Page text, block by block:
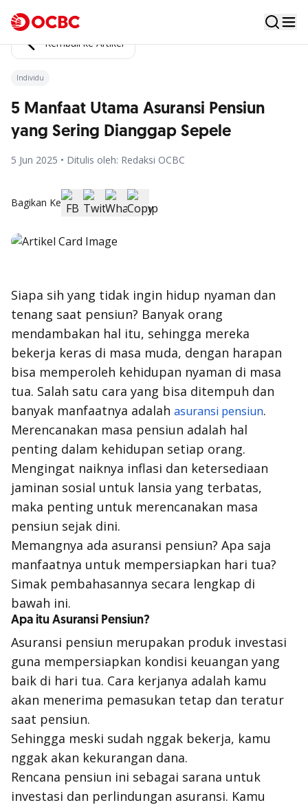
Kembali ke Artikel
Individu
5 Manfaat Utama Asuransi Pensiun
yang Sering Dianggap Sepele
5 Jun 2025 • Ditulis oleh: Redaksi OCBC
Bagikan Ke
Siapa sih yang tidak ingin hidup nyaman dan
tenang saat pensiun? Banyak orang
mendambakan hal itu, sehingga mereka
bekerja keras di masa muda, dengan harapan
bisa memperoleh kehidupan nyaman di masa
tua. Salah satu cara yang bisa ditempuh dan
banyak manfaatnya adalah asuransi pensiun.
Merencanakan masa pensiun adalah hal
penting dalam kehidupan setiap orang.
Mengingat naiknya inflasi dan ketersediaan
jaminan sosial untuk lansia yang terbatas,
maka penting untuk merencanakan masa
pensiun sejak dini.
Memangnya ada asuransi pensiun? Apa saja
manfaatnya untuk mempersiapkan hari tua?
Simak pembahasannya secara lengkap di
bawah ini.
Apa itu Asuransi Pensiun?
Asuransi pensiun merupakan produk investasi
guna mempersiapkan kondisi keuangan yang
baik di hari tua. Cara kerjanya adalah kamu
akan menerima pemasukan tetap dan teratur
saat pensiun.
Sehingga meski sudah nggak bekerja, kamu
nggak akan kekurangan dana.
Rencana pensiun ini sebagai sarana untuk
investasi dan perlindungan asuransi. Kamu